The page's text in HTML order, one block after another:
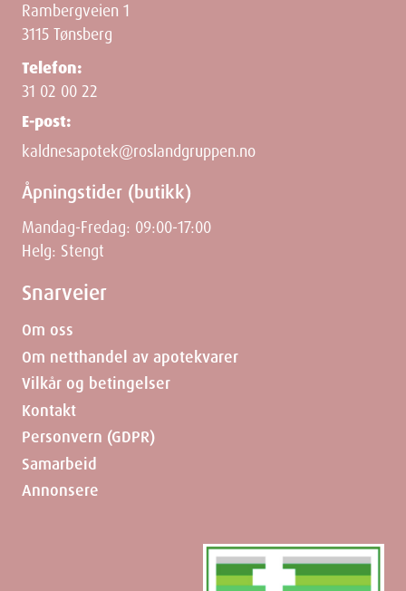
Rambergveien 1
3115 Tønsberg
Telefon:
31 02 00 22
E-post:
kaldnesapotek@roslandgruppen.no
Åpningstider (butikk)
Mandag-Fredag: 09:00-17:00
Helg: Stengt
Snarveier
Om oss
Om netthandel av apotekvarer
Vilkår og betingelser
Kontakt
Personvern (GDPR)
Samarbeid
Annonsere